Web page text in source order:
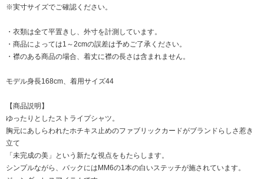
※実寸サイズでご確認ください。
・衣類は全て平置きし、外寸を計測しています。
・商品によっては1～2cmの誤差は予めご了承ください。
・襟のある商品の場合、着丈に襟の長さは含まれません。
モデル身長168cm、着用サイズ44
【商品説明】
ゆったりとしたストライプシャツ。
胸元にあしらわれたホチキス止めのファブリックカードがブランドらしさ惹き
立て
「未完成の美」という新たな視点をもたらします。
シンプルながら、バックにはMM6の1本の白いステッチが施されています。